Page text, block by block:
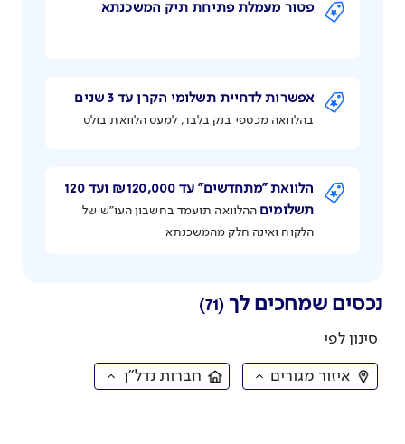
פטור מעמלת פתיחת תיק המשכנתא
אפשרות לדחיית תשלומי הקרן עד 3 שנים
בהלוואה מכספי בנק בלבד, למעט הלוואת בולט
הלוואת ״מתחדשים״ עד ₪120,000 ועד 120
תשלומים ההלוואה תועמד בחשבון העו״שׁ של
הלקוח ואינה חלק מהמשכנתא
נכסים שמחכים לך (71)
סינון לפי
איזור מגורים חברות נדל״ן